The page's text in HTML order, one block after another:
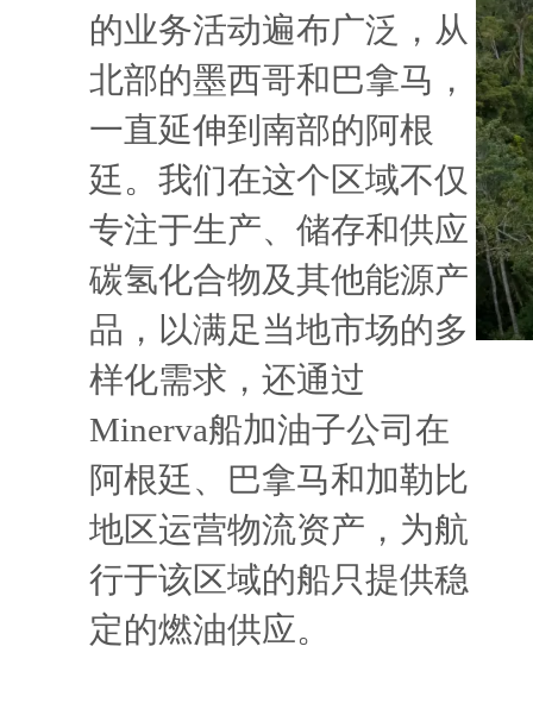
的业务活动遍布广泛，从
北部的墨西哥和巴拿马，
一直延伸到南部的阿根
廷。我们在这个区域不仅
专注于生产、储存和供应
碳氢化合物及其他能源产
品，以满足当地市场的多
样化需求，还通过
Minerva船加油子公司在
阿根廷、巴拿马和加勒比
地区运营物流资产，为航
行于该区域的船只提供稳
定的燃油供应。